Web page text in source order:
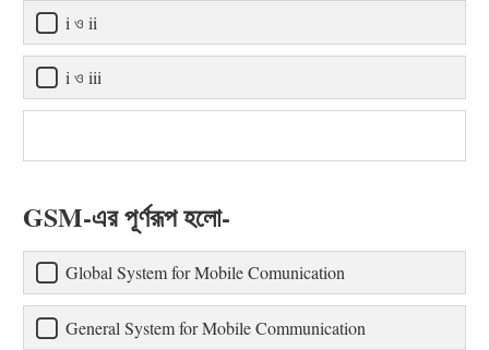
i ও ii
i ও iii
GSM-এর পূর্ণরূপ হলো-
Global System for Mobile Comunication
General System for Mobile Communication